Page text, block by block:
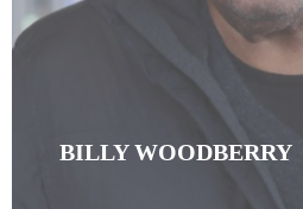
BILLY WOODBERRY